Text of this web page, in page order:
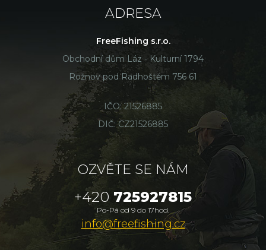
ADRESA
FreeFishing s.r.o.
Obchodní dům Láz - Kulturní 1794
Rožnov pod Radhoštěm 756 61
IČO: 21526885
DIČ: CZ21526885
OZVĚTE SE NÁM
+420 725927815
Po-Pá od 9 do 17hod.
info@freefishing.cz